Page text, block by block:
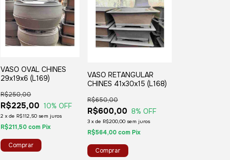
VASO OVAL CHINES
29x19x6 (L169)
R$225,00
R$250,00
10% OFF
2 x de R$112,50 sem juros
R$211,50 com Pix
VASO RETANGULAR
CHINES 41x30x15 (L168)
R$600,00
R$650,00
8% OFF
3 x de R$200,00 sem juros
R$564,00 com Pix